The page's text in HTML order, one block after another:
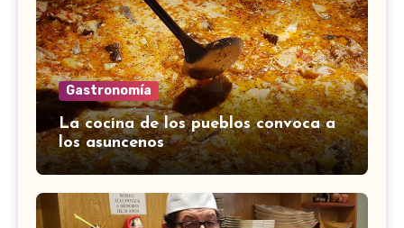
Gastronomía
La cocina de los pueblos convoca a
los asuncenos